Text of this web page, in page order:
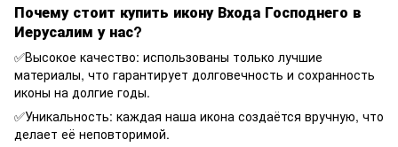
Почему стоит купить икону Входа Господнего в
Иерусалим у нас?
✅Высокое качество: использованы только лучшие
материалы, что гарантирует долговечность и сохранность
иконы на долгие годы.
✅Уникальность: каждая наша икона создаётся вручную, что
делает её неповторимой.